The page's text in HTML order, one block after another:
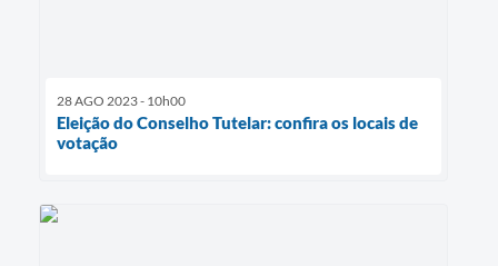
28 AGO 2023 - 10h00
Eleição do Conselho Tutelar: confira os locais de
votação